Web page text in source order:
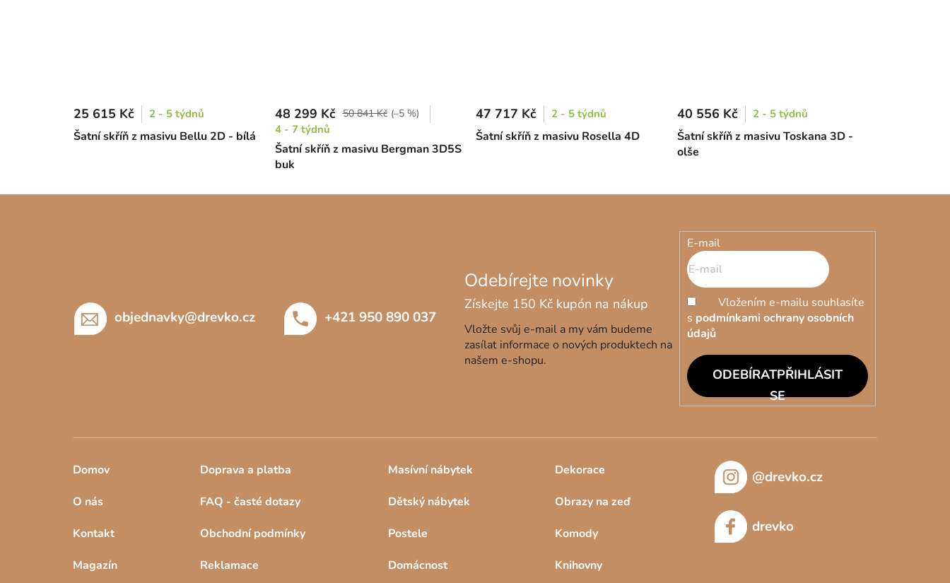
Šatní skříň z masivu Bellu 2D - bílá
25 615 Kč 2 - 5 týdnů
Šatní skříň z masivu Bergman 3D5S
buk
48 299 Kč 50 841 Kč (–5 %)
4 - 7 týdnů Šatní skříň z masivu Rosella 4D
47 717 Kč 2 - 5 týdnů
Šatní skříň z masivu Toskana 3D -
olše
40 556 Kč 2 - 5 týdnů
objednavky@drevko.cz +421 950 890 037
Vložte svůj e-mail a my vám budeme
zasílat informace o nových produktech na
našem e-shopu.
E-mail
Vložením e-mailu souhlasíte
s podmínkami ochrany osobních
údajů
PŘIHLÁSIT
SE
Domov
O nás
Kontakt
Magazín
Doprava a platba
FAQ - časté dotazy
Obchodní podmínky
Reklamace
Masívní nábytek
Dětský nábytek
Postele
Domácnost
Dekorace
Obrazy na zeď
Komody
Knihovny
@drevko.cz
drevko